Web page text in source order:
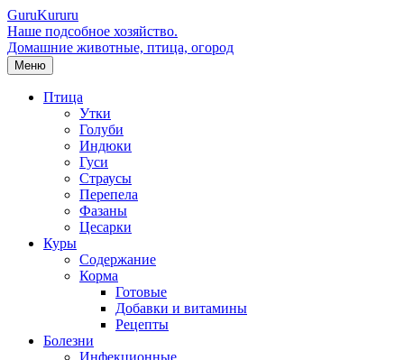
GuruKururu
Наше подсобное хозяйство.
Домашние животные, птица, огород
Меню
Птица
Утки
Голуби
Индюки
Гуси
Страусы
Перепела
Фазаны
Цесарки
Куры
Содержание
Корма
Готовые
Добавки и витамины
Рецепты
Болезни
Инфекционные